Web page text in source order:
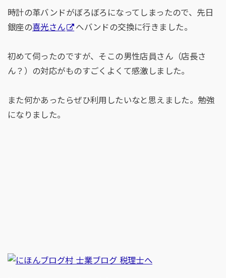
時計の革バンドがぼろぼろになってしまったので、先日
銀座の喜光さん へバンドの交換に行きました。
初めて伺ったのですが、そこの男性店員さん（店長さ
ん？）の対応がものすごくよくて感激しました。
また何かあったらぜひ利用したいなと思えました。勉強
になりました。